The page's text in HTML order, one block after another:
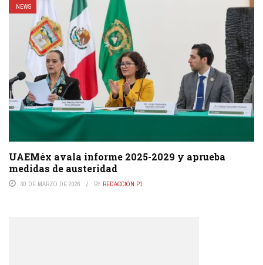
NEWS
UAEMéx avala informe 2025-2029 y aprueba
medidas de austeridad
30 DE MARZO DE 2026 BY REDACCIÓN P1